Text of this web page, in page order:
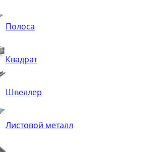
Полоса
Квадрат
Швеллер
Листовой металл